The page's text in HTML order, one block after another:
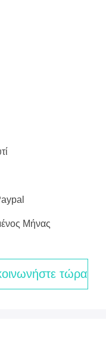
Μήνας
τώρα